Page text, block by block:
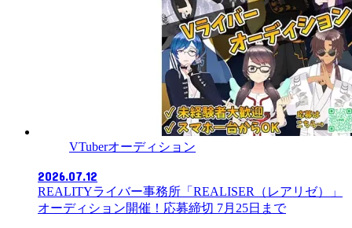
VTuberオーディション
2026.07.12
REALITYライバー事務所「REALISER（レアリゼ）」
オーディション開催！応募締切 7月25日まで